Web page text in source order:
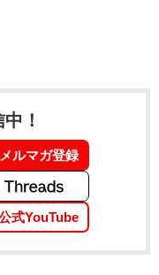
！
メルマガ登録
式YouTube